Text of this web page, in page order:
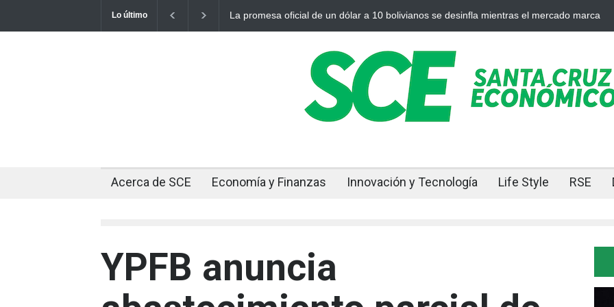
Lo último
La promesa oficial de un dólar a 10 bolivianos se desinfla mientras el mercado marca
Cuando el oro y la
Acerca de SCE Economía y Finanzas Innovación y Tecnología Life Style RSE
YPFB anuncia